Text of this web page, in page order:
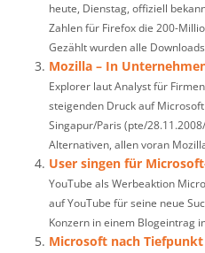
heute, Dienstag, offiziell
Zahlen für Firefox die 200-
Gezählt wurden alle
Mozilla – In
Explorer laut Analyst für
steigenden Druck auf
Singapur/Paris (pte/
Alternativen, allen voran
User singen für
YouTube als Werbeaktion
auf YouTube für seine neue
Konzern in einem Blogeintrag
Microsoft nach